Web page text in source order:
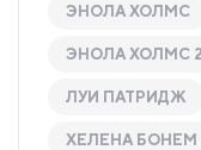
ЭНОЛА ХОЛМС
ЭНОЛА ХОЛМС 2
ЛУИ ПАТРИДЖ
ХЕЛЕНА БОНЕМ